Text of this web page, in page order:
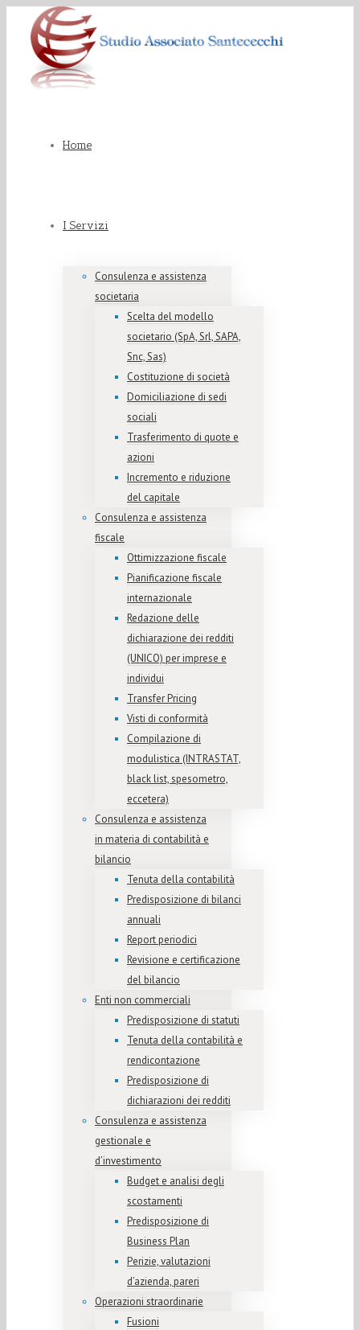
Home
I Servizi
Consulenza e assistenza
societaria
Scelta del modello
societario (SpA, Srl, SAPA,
Snc, Sas)
Costituzione di società
Domiciliazione di sedi
sociali
Trasferimento di quote e
azioni
Incremento e riduzione
del capitale
Consulenza e assistenza
fiscale
Ottimizzazione fiscale
Pianificazione fiscale
internazionale
Redazione delle
dichiarazione dei redditi
(UNICO) per imprese e
individui
Transfer Pricing
Visti di conformità
Compilazione di
modulistica (INTRASTAT,
black list, spesometro,
eccetera)
Consulenza e assistenza
in materia di contabilità e
bilancio
Tenuta della contabilità
Predisposizione di bilanci
annuali
Report periodici
Revisione e certificazione
del bilancio
Enti non commerciali
Predisposizione di statuti
Tenuta della contabilità e
rendicontazione
Predisposizione di
dichiarazioni dei redditi
Consulenza e assistenza
gestionale e
d’investimento
Budget e analisi degli
scostamenti
Predisposizione di
Business Plan
Perizie, valutazioni
d’azienda, pareri
Operazioni straordinarie
Fusioni